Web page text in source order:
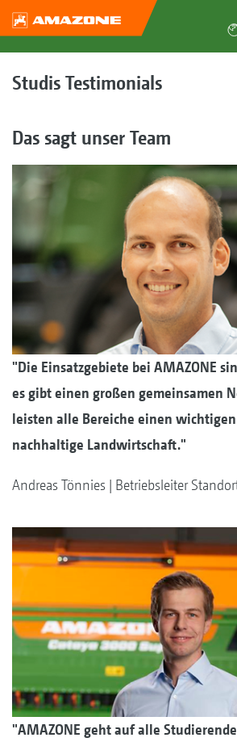
Studis Testimonials
Das sagt unser Team
"Die Einsatzgebiete bei AMAZONE
es gibt einen großen gemeinsamen
leisten alle Bereiche einen
nachhaltige Landwirtschaft."
Andreas Tönnies | Betriebsleiter
"AMAZONE geht auf alle